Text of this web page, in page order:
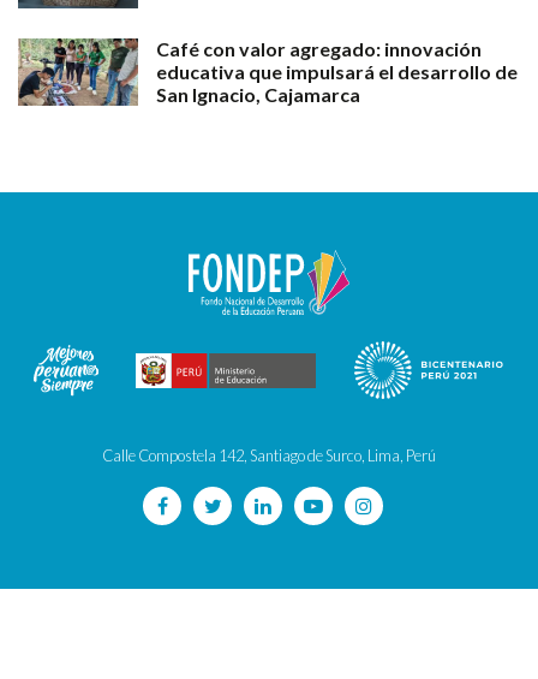
Café con valor agregado: innovación
educativa que impulsará el desarrollo de
San Ignacio, Cajamarca
Calle Compostela 142, Santiago de Surco, Lima, Perú